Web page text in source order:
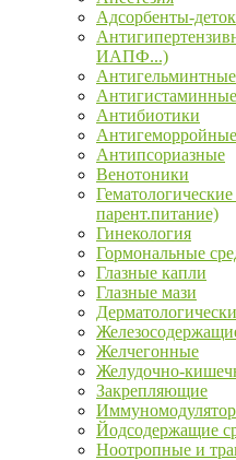
Адсорбенты-
ИАПФ...)
Антигельминтные
Антигистаминные
Антибиотики
Антигеморройные
Антипсориазные
Венотоники
парент.питание)
Гинекология
Гормональные
Глазные капли
Глазные мази
Желчегонные
Желудочно-
Закрепляющие
Йодсодержащие
Ноотропные и